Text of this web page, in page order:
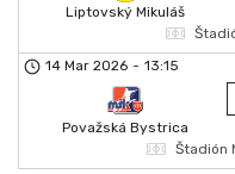
Liptovský Mikuláš
14 Mar 2026 - 13:15
Považská Bystrica
Štadión